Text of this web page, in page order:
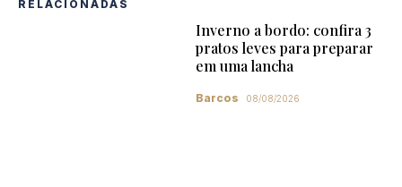
RELACIONADAS
Inverno a bordo: confira 3
pratos leves para preparar
em uma lancha
Barcos 08/08/2026